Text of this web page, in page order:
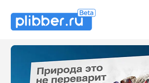
Some SEO Title